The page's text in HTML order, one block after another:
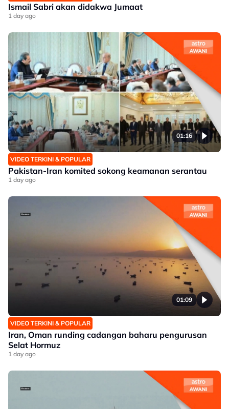
Ismail Sabri akan didakwa Jumaat
1 day ago
01:16
VIDEO TERKINI & POPULAR
Pakistan-Iran komited sokong keamanan serantau
1 day ago
01:09
VIDEO TERKINI & POPULAR
Iran, Oman runding cadangan baharu pengurusan
Selat Hormuz
1 day ago